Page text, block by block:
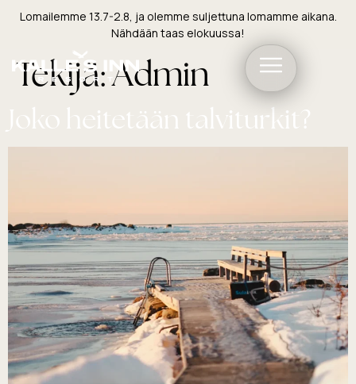
Lomailemme 13.7-2.8, ja olemme suljettuna lomamme aikana.
Nähdään taas elokuussa!
Tekijä:Admin
Joko heitetään talviturkit?